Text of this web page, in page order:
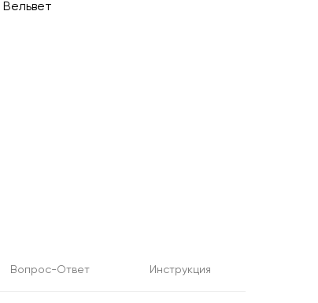
Вельвет
Вопрос-Ответ Инструкция